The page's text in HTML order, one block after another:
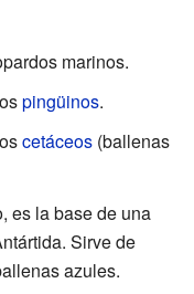
marinos.
pingüinos.
cetáceos (ballenas
es la base de una
Sirve de
azules.